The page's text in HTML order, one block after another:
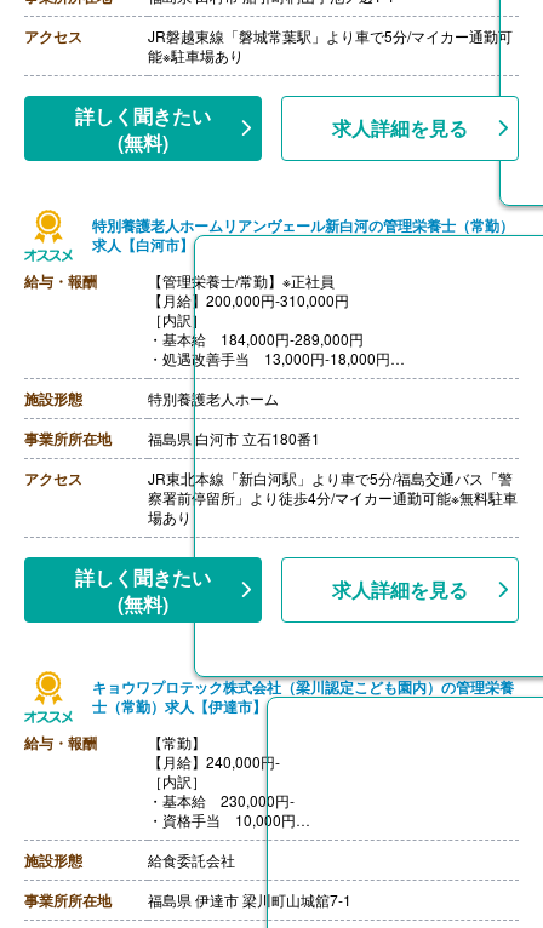
【賞与】年2回（60,000円-）※前年度実績
【通勤手当】実費支給（上限60,000円）
【昇給】年1回（1月あたり500円-）※前年度実績
【退職金】あり※勤続1年以上
アクセス
JR磐越東線「磐城常葉駅」より車で5分/マイカー通勤可
能※駐車場あり
詳しく聞きたい
(無料)
求人詳細を見る
特別養護老人ホームリアンヴェール新白河の管理栄養士（常勤）
求人【白河市】
給与・報酬
【管理栄養士/常勤】※正社員
【月給】200,000円-310,000円
［内訳］
・基本給 184,000円-289,000円
・処遇改善手当 13,000円-18,000円
・資格手当 3,000円
【賞与】年2回（計1.50ヶ月分）※前年度実績
【通勤手当】あり（上限30,000円/月）
【昇給】あり（0.60％-）※前年度実績
【退職金】あり※勤続年数不問
施設形態 特別養護老人ホーム
事業所所在地 福島県 白河市 立石180番1
アクセス
JR東北本線「新白河駅」より車で5分/福島交通バス「警
察署前停留所」より徒歩4分/マイカー通勤可能※無料駐車
場あり
詳しく聞きたい
(無料)
求人詳細を見る
キョウワプロテック株式会社（梁川認定こども園内）の管理栄養
士（常勤）求人【伊達市】
給与・報酬
【常勤】
【月給】240,000円-
［内訳］
・基本給 230,000円-
・資格手当 10,000円
【賞与】無し
【通勤手当】あり
施設形態 給食委託会社
事業所所在地 福島県 伊達市 梁川町山城舘7-1